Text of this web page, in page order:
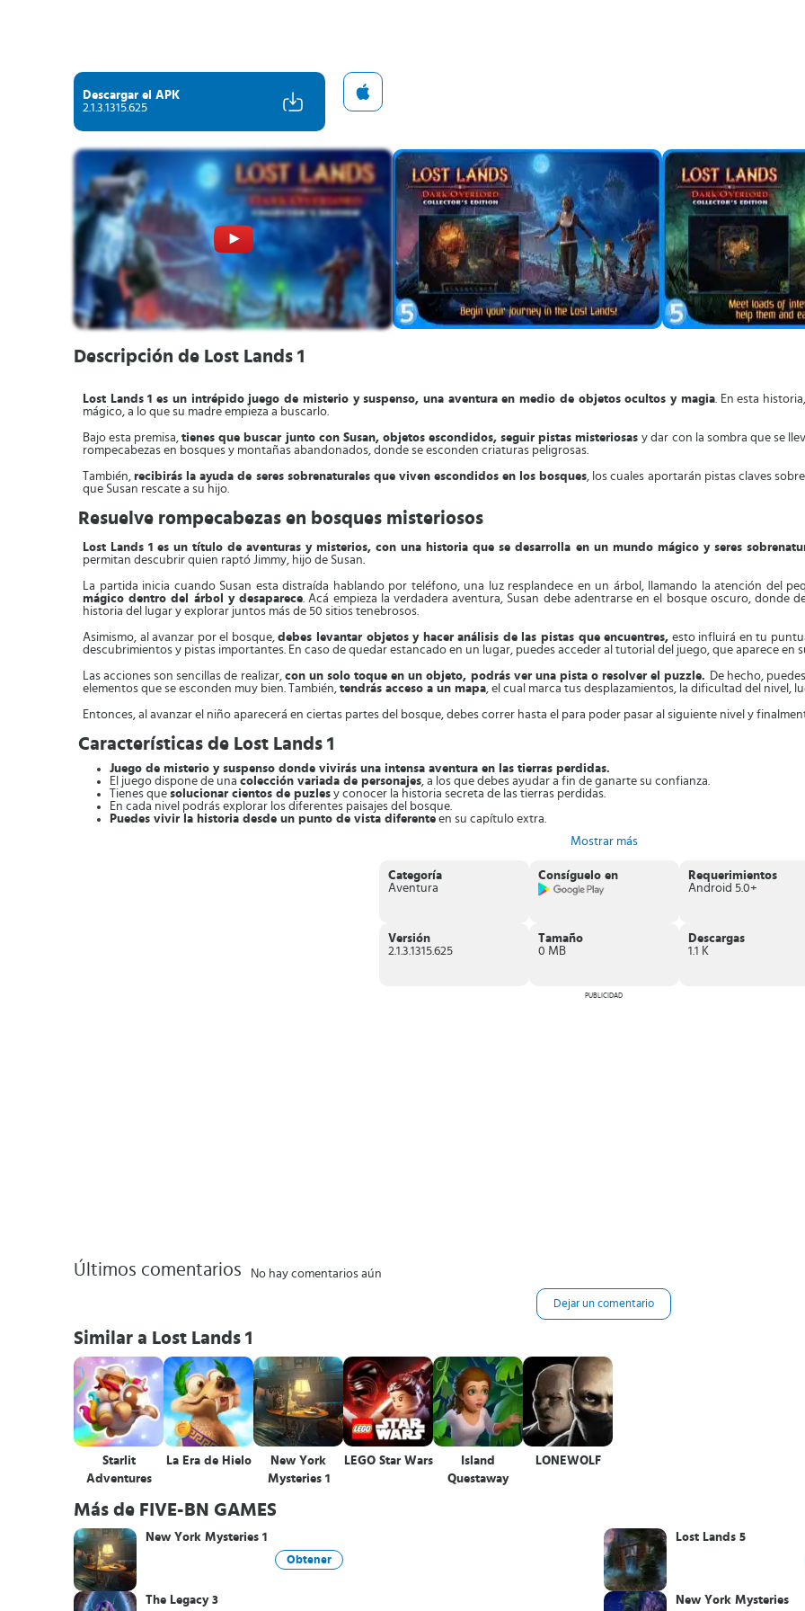
Descargar el APK
2.1.3.1315.625
Descripción de Lost Lands 1
Lost Lands 1 es un intrépido juego de misterio y suspenso, una aventura en medio de objetos ocultos y magia. En esta
mágico, a lo que su madre empieza a buscarlo.
Bajo esta premisa,tienes que buscar junto con Susan, objetos escondidos, seguir pistas misteriosasy dar con la sombra que se
rompecabezas en bosques y montañas abandonados, donde se esconden criaturas peligrosas.
También,recibirás la ayuda de seres sobrenaturales que viven escondidos en los bosques, los cuales aportarán pistas claves
que Susan rescate a su hijo.
Resuelve rompecabezas en bosques misteriosos
Lost Lands 1 es un título de aventuras y misterios, con una historia que se desarrolla en un mundo mágico y seres
permitan descubrir quien raptó Jimmy, hijo de Susan.
La partida inicia cuando Susan esta distraída hablando por teléfono, una luz resplandece en un árbol, llamando la atención del
mágico dentro del árbol y desaparece. Acá empieza la verdadera aventura, Susan debe adentrarse en el bosque oscuro, donde
historia del lugar y explorar juntos más de 50 sitios tenebrosos.
Asimismo, al avanzar por el bosque,debes levantar objetos y hacer análisis de las pistas que encuentres, esto influirá en tu
descubrimientos y pistas importantes. En caso de quedar estancado en un lugar, puedes acceder al tutorial del juego, que aparece en
Las acciones son sencillas de realizar, con un solo toque en un objeto, podrás ver una pista o resolver el puzzle. De hecho,
elementos que se esconden muy bien. También, tendrás acceso a un mapa, el cual marca tus desplazamientos, la dificultad del nivel,
Entonces, al avanzar el niño aparecerá en ciertas partes del bosque, debes correr hasta el para poder pasar al siguiente nivel y
Características de Lost Lands 1
Juego de misterio y suspenso donde vivirás una intensa aventura en las tierras perdidas.
El juego dispone de una colección variada de personajes, a los que debes ayudar a fin de ganarte su confianza.
Tienes que solucionar cientos de puzles y conocer la historia secreta de las tierras perdidas.
En cada nivel podrás explorar los diferentes paisajes del bosque.
Puedes vivir la historia desde un punto de vista diferente en su capítulo extra.
es un intenso juego de aventuras y misterios, donde debes ayudar a Susan a rescatar a su hijo
Mostrar más
Categoría
Aventura
Consíguelo en
Requerimientos
Android 5.0+
Versión
2.1.3.1315.625
Tamaño
0 MB
Descargas
1.1 K
PUBLICIDAD
Últimos comentarios No hay comentarios aún
Dejar un comentario
Similar a Lost Lands 1
Starlit
Adventures
La Era de Hielo
New York
Mysteries 1
LEGO Star Wars
Island
Questaway
LONEWOLF
Más de FIVE-BN GAMES
New York Mysteries 1
Obtener
The Legacy 3
Lost Lands 5
New York Mysteries